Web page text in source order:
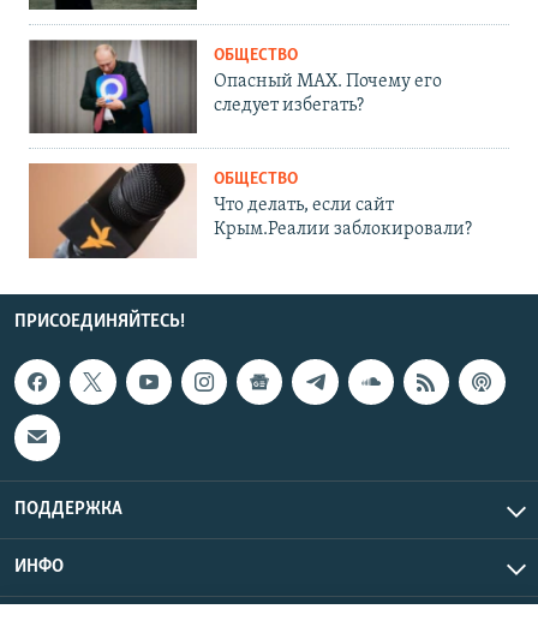
ОБЩЕСТВО
Опасный MAX. Почему его
следует избегать?
ОБЩЕСТВО
Что делать, если сайт
Крым.Реалии заблокировали?
ПРИСОЕДИНЯЙТЕСЬ!
ПОДДЕРЖКА
ИНФО